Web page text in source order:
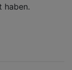
haben.